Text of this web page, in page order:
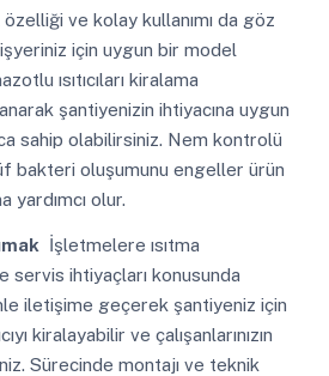
ve kolay kullanımı da göz
için uygun bir model
ısıtıcıları kiralama
şantiyenizin ihtiyacına uygun
sahip olabilirsiniz. Nem kontrolü
bakteri oluşumunu engeller ürün
yardımcı olur.
İşletmelere ısıtma
servis ihtiyaçları konusunda
iletişime geçerek şantiyeniz için
kiralayabilir ve çalışanlarınızın
Sürecinde montajı ve teknik